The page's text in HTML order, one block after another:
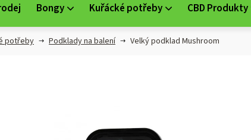
Bongy Kuřácké potřeby CBD Produkty
potřeby Podklady na balení Velký podklad Mushroom